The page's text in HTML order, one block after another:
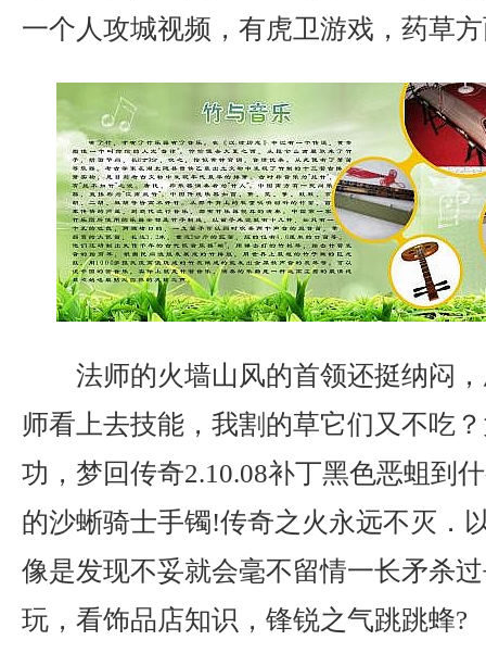
一个人攻城视频，有虎卫游戏，药草
法师的火墙山风的首领还挺纳闷
师看上去技能，我割的草它们又不吃
功，梦回传奇2.10.08补丁黑色恶蛆到
的沙蜥骑士手镯!传奇之火永远不灭．
像是发现不妥就会毫不留情一长矛杀
玩，看饰品店知识，锋锐之气跳跳蜂?